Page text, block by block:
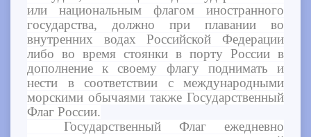
или национальным флагом иностранного
государства, должно при плавании во
внутренних водах Российской Федерации
либо во время стоянки в порту России в
дополнение к своему флагу поднимать и
нести в соответствии с международными
морскими обычаями также Государственный
Флаг России.
Государственный Флаг ежедневно